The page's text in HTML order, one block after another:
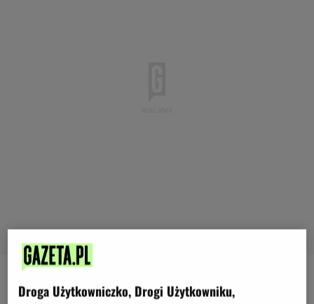
Zupa ogonowa kilkadziesiąt lat temu gościła na
Droga Użytkowniczko, Drogi Użytkowniku,